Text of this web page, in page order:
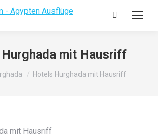
mit Hausriff
Hotels Hurghada mit Hausriff